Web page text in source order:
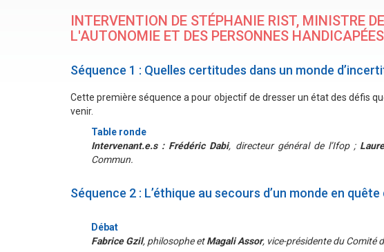
INTERVENTION DE STÉPHANIE RIST, MINISTRE
L'AUTONOMIE ET DES PERSONNES HANDICAPÉES
Séquence 1 : Quelles certitudes dans un monde
Cette première séquence a pour objectif de dresser un état des défis
venir.
Table ronde
Intervenant.e.s : Frédéric Dabi, directeur général de l’Ifop ;
Commun.
Séquence 2 : L’éthique au secours d’un monde en quête
Débat
Fabrice Gzil, philosophe etMagali Assor, vice-présidente du Comité